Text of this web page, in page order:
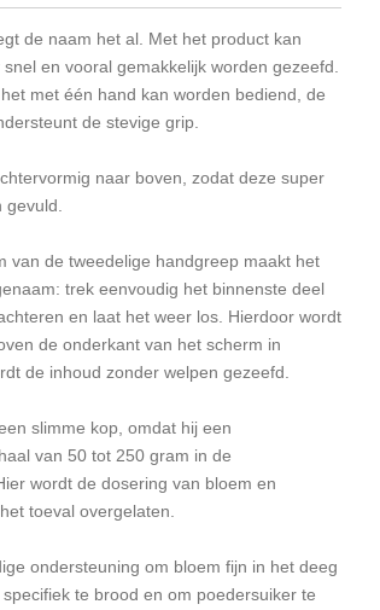
de naam het al. Met het product kan
en vooral gemakkelijk worden gezeefd.
met één hand kan worden bediend, de
de stevige grip.
naar boven, zodat deze super
van de tweedelige handgreep maakt het
trek eenvoudig het binnenste deel
en laat het weer los. Hierdoor wordt
de onderkant van het scherm in
de inhoud zonder welpen gezeefd.
slimme kop, omdat hij een
van 50 tot 250 gram in de
wordt de dosering van bloem en
toeval overgelaten.
ondersteuning om bloem fijn in het deeg
te brood en om poedersuiker te